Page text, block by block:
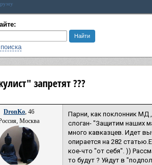
запретят ???
DronKo, 46
Москва
Парни, как поклонник МД
слоган- "Защитим наших
много кавказцев. Идет
опирается на 282
кое-что "от себя". ))
то будут ? Уйдут в